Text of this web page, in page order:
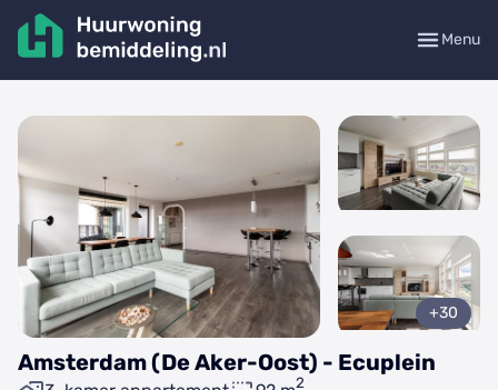
Menu
Amsterdam (De Aker-Oost) - Ecuplein
2
+30